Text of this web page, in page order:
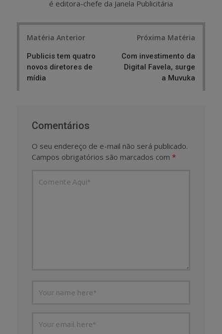
é editora-chefe da Janela Publicitária
Matéria Anterior
Publicis tem quatro
novos diretores de
mídia
Próxima Matéria
Com investimento da
Digital Favela, surge
a Muvuka
Comentários
O seu endereço de e-mail não será publicado.
Campos obrigatórios são marcados com *